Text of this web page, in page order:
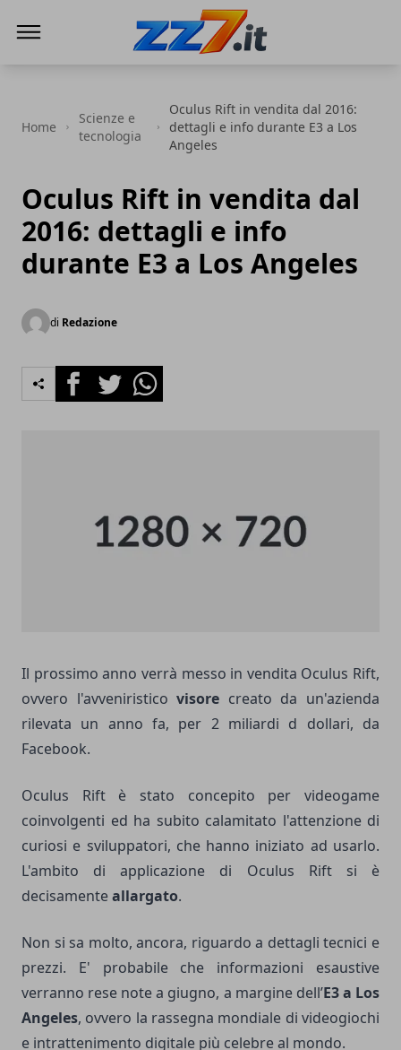
Home
Scienze e
tecnologia
Oculus Rift in vendita dal 2016:
dettagli e info durante E3 a Los
Angeles
Oculus Rift in vendita dal
2016: dettagli e info
durante E3 a Los Angeles
di Redazione
FacebookTwitterWhatsapp
Il prossimo anno verrà messo in vendita Oculus Rift,
ovvero l'avveniristicovisore creato da un'azienda
rilevata un anno fa, per 2 miliardi d dollari, da
Facebook.
Oculus Rift è stato concepito per videogame
coinvolgenti ed ha subito calamitato l'attenzione di
curiosi e sviluppatori, che hanno iniziato ad usarlo.
L'ambito di applicazione di Oculus Rift si è
decisamenteallargato.
Non si sa molto, ancora, riguardo a dettagli tecnici e
prezzi. E' probabile che informazioni esaustive
verranno rese note a giugno, a margine dell’E3 a Los
Angeles, ovvero la rassegna mondiale di videogiochi
e intrattenimento digitale più celebre al mondo.